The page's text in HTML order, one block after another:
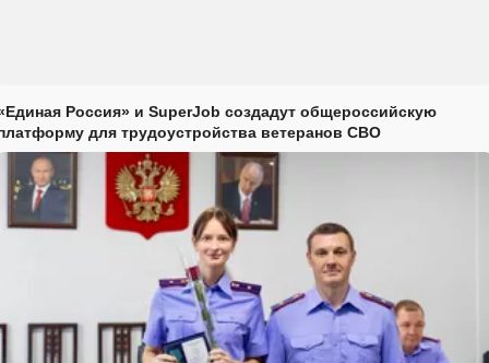
Россия» и SuperJob создадут общероссийскую
для трудоустройства ветеранов СВО